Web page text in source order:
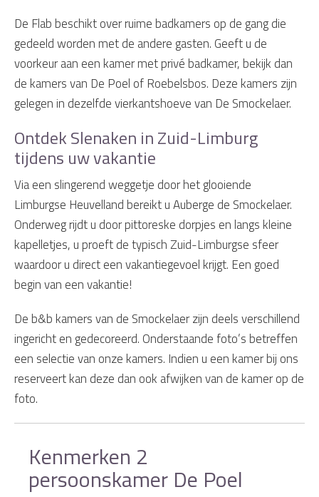
De Flab beschikt over ruime badkamers op de gang die
gedeeld worden met de andere gasten. Geeft u de
voorkeur aan een kamer met privé badkamer, bekijk dan
de kamers van De Poel of Roebelsbos. Deze kamers zijn
gelegen in dezelfde vierkantshoeve van De Smockelaer.
Ontdek Slenaken in Zuid-Limburg
tijdens uw vakantie
Via een slingerend weggetje door het glooiende
Limburgse Heuvelland bereikt u Auberge de Smockelaer.
Onderweg rijdt u door pittoreske dorpjes en langs kleine
kapelletjes, u proeft de typisch Zuid-Limburgse sfeer
waardoor u direct een vakantiegevoel krijgt. Een goed
begin van een vakantie!
De b&b kamers van de Smockelaer zijn deels verschillend
ingericht en gedecoreerd. Onderstaande foto’s betreffen
een selectie van onze kamers. Indien u een kamer bij ons
reserveert kan deze dan ook afwijken van de kamer op de
foto.
Kenmerken 2
persoonskamer De Poel